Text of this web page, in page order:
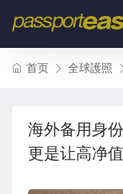
首页 全球護照
海外备用身
更是让高净